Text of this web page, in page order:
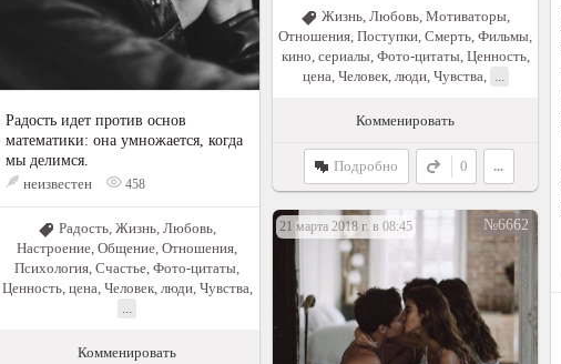
Жизнь, Любовь, Мотиваторы,
Отношения, Поступки, Смерть, Фильмы,
кино, сериалы, Фото-цитаты, Ценность,
цена, Человек, люди, Чувства, ...
Комменировать
Подробно 0 ...
Радость идет против основ
математики: она умножается, когда
мы делимся.
неизвестен
458
Радость, Жизнь, Любовь,
Настроение, Общение, Отношения,
Психология, Счастье, Фото-цитаты,
Ценность, цена, Человек, люди, Чувства,
...
Комменировать
21 марта 2018 г. в 08:45 №6662